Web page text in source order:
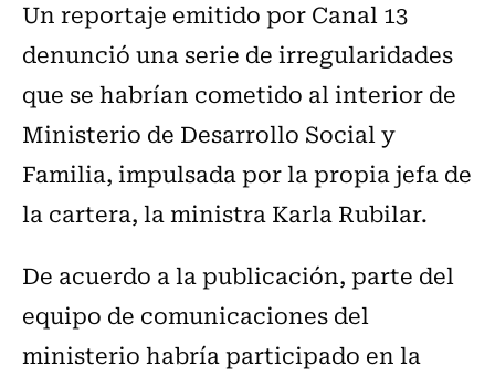
Un reportaje emitido por Canal 13
denunció una serie de irregularidades
que se habrían cometido al interior de
Ministerio de Desarrollo Social y
Familia, impulsada por la propia jefa de
la cartera, la ministra Karla Rubilar.
De acuerdo a la publicación, parte del
equipo de comunicaciones del
ministerio habría participado en la